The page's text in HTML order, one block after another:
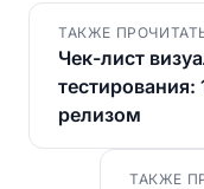
ТАКЖЕ
Чек-лист
тестирования:
релизом
ТАКЖЕ